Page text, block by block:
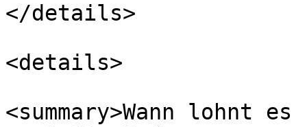
</details>
<details>
<summary>Wann lohnt